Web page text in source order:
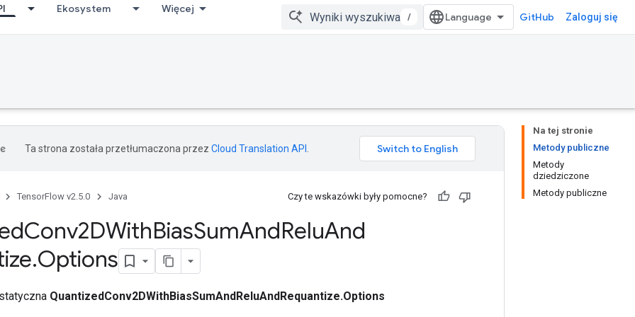
Ekosystem Więcej
/ GitHub Zaloguj się
Na tej stronie
Metody publiczne
Metody
dziedziczone
Metody publiczne
Ta strona została przetłumaczona przez Cloud Translation API
TensorFlow v2.5.0 Java Czy te wskazówki były pomocne?
Conv2DWithBiasSumAndReluAnd
.Options
QuantizedConv2DWithBiasSumAndReluAndRequantize.Options